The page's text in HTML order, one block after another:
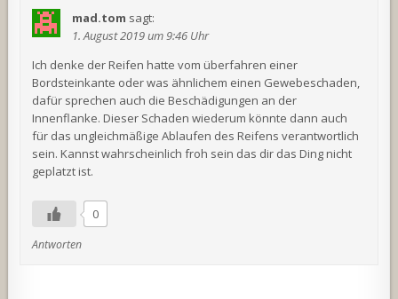
mad.tom sagt:
1. August 2019 um 9:46 Uhr
Ich denke der Reifen hatte vom überfahren einer
Bordsteinkante oder was ähnlichem einen Gewebeschaden,
dafür sprechen auch die Beschädigungen an der
Innenflanke. Dieser Schaden wiederum könnte dann auch
für das ungleichmäßige Ablaufen des Reifens verantwortlich
sein. Kannst wahrscheinlich froh sein das dir das Ding nicht
geplatzt ist.
0
Antworten